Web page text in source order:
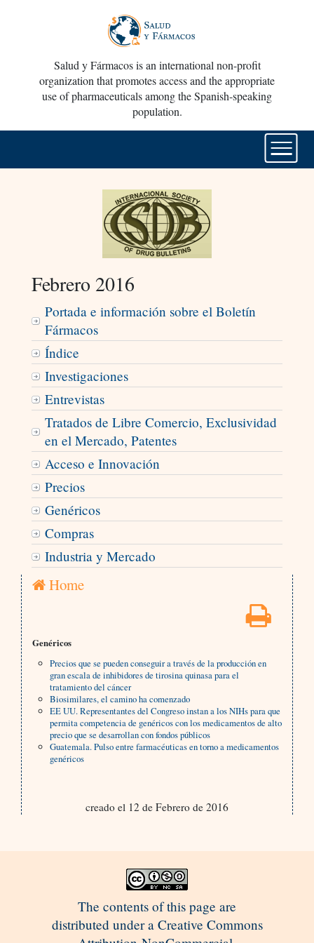
Salud y Fármacos is an international non-profit
organization that promotes access and the appropriate
use of pharmaceuticals among the Spanish-speaking
population.
Febrero 2016
Portada e información sobre el Boletín
Fármacos
Índice
Investigaciones
Entrevistas
Tratados de Libre Comercio, Exclusividad
en el Mercado, Patentes
Acceso e Innovación
Precios
Genéricos
Compras
Industria y Mercado
Home
Genéricos
Precios que se pueden conseguir a través de la producción en
gran escala de inhibidores de tirosina quinasa para el
tratamiento del cáncer
Biosimilares, el camino ha comenzado
EE UU. Representantes del Congreso instan a los NIHs para que
permita competencia de genéricos con los medicamentos de alto
precio que se desarrollan con fondos públicos
Guatemala. Pulso entre farmacéuticas en torno a medicamentos
genéricos
creado el 12 de Febrero de 2016
The contents of this page are
distributed under a Creative Commons